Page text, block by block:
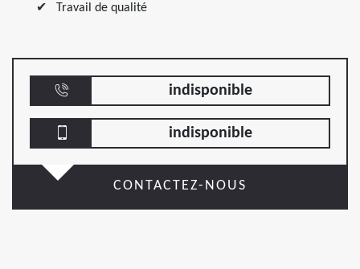
Travail de qualité
indisponible
indisponible
CONTACTEZ-NOUS